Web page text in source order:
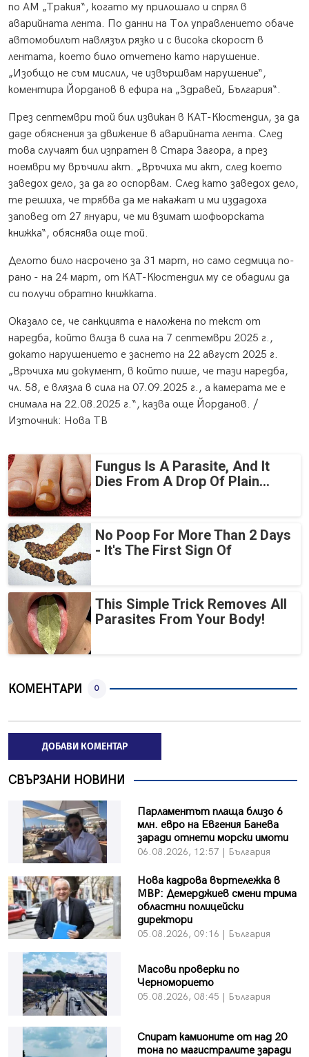
по АМ „Тракия“, когато му прилошало и спрял в
аварийната лента. По данни на Тол управлението обаче
автомобилът навлязъл рязко и с висока скорост в
лентата, което било отчетено като нарушение.
„Изобщо не съм мислил, че извършвам нарушение“,
коментира Йорданов в ефира на „Здравей, България“.
През септември той бил извикан в КАТ-Кюстендил, за да
даде обяснения за движение в аварийната лента. След
това случаят бил изпратен в Стара Загора, а през
ноември му връчили акт. „Връчиха ми акт, след което
заведох дело, за да го оспорвам. След като заведох дело,
те решиха, че трябва да ме накажат и ми издадоха
заповед от 27 януари, че ми взимат шофьорската
книжка“, обяснява още той.
Делото било насрочено за 31 март, но само седмица по-
рано - на 24 март, от КАТ-Кюстендил му се обадили да
си получи обратно книжката.
Оказало се, че санкцията е наложена по текст от
наредба, който влиза в сила на 7 септември 2025 г.,
докато нарушението е заснето на 22 август 2025 г.
„Връчиха ми документ, в който пише, че тази наредба,
чл. 58, е влязла в сила на 07.09.2025 г., а камерата ме е
снимала на 22.08.2025 г.“, казва още Йорданов. /
Източник: Нова ТВ
Fungus Is A Parasite, And It
Dies From A Drop Of Plain...
No Poop For More Than 2 Days
- It's The First Sign Of
This Simple Trick Removes All
Parasites From Your Body!
КОМЕНТАРИ 0
ДОБАВИ КОМЕНТАР
СВЪРЗАНИ НОВИНИ
Парламентът плаща близо 6
млн. евро на Евгения Банева
заради отнети морски имоти
06.08.2026, 12:57 | България
Нова кадрова въртележка в
МВР: Демерджиев смени трима
областни полицейски
директори
05.08.2026, 09:16 | България
Масови проверки по
Черноморието
05.08.2026, 08:45 | България
Спират камионите от над 20
тона по магистралите заради